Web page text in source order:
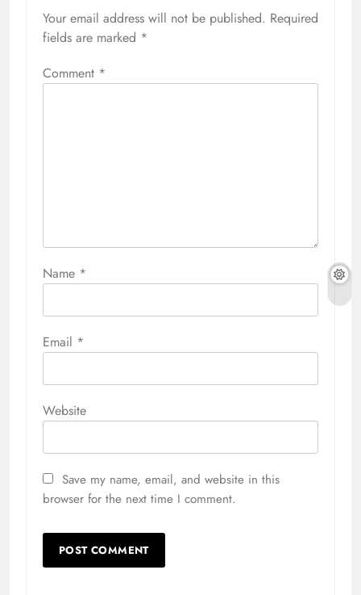
Your email address will not be published. Required
fields are marked *
Comment *
Name *
Email *
Website
Save my name, email, and website in this
browser for the next time I comment.